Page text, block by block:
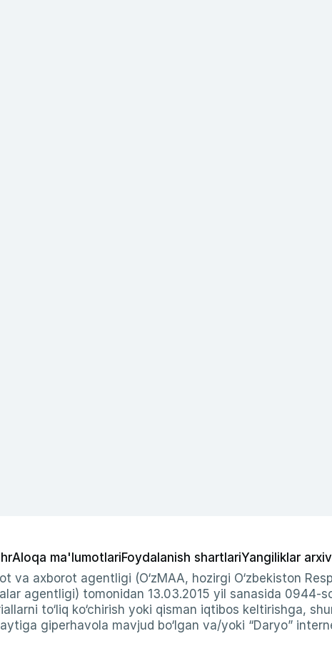
Aloqa ma'lumotlariFoydalanish shartlariYangiliklar
va axborot agentligi (O‘zMAA, hozirgi O‘zbekiston
agentligi) tomonidan 13.03.2015 yil sanasida 0944-
to‘liq ko‘chirish yoki qisman iqtibos keltirishga,
giperhavola mavjud bo‘lgan va/yoki “Daryo”